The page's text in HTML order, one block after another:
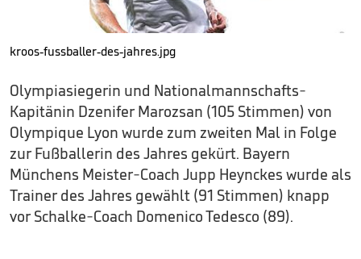
kroos-fussballer-des-jahres.jpg
Olympiasiegerin und Nationalmannschafts-
Kapitänin Dzenifer Marozsan (105 Stimmen) von
Olympique Lyon wurde zum zweiten Mal in Folge
zur Fußballerin des Jahres gekürt. Bayern
Münchens Meister-Coach Jupp Heynckes wurde als
Trainer des Jahres gewählt (91 Stimmen) knapp
vor Schalke-Coach Domenico Tedesco (89).